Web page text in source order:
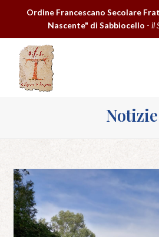
Ordine Francescano Secolare
Nascente" di Sabbiocello - il
Notizie